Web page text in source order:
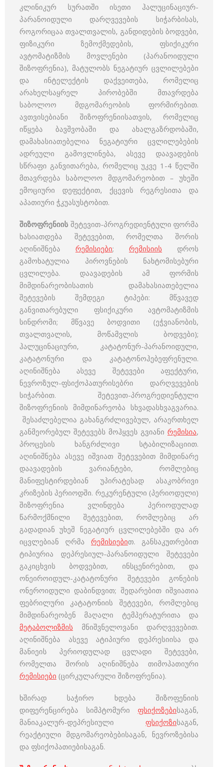
კლინიკურ სურათში ისეთი ჰალუცინაციურ-
პარანოიდული დარღვევების სიჭარბისას,
როგორიცაა თვალთვალის, განდიდების ბოდვები,
ფიზიკური ზემოქმედების, ფსიქიკური
ავტომატიზმის მოვლენები (პარანოიდული
შიზოფრენია), მატულობს ნეგატიურ ცვლილებები
და ინტელექტის დაქვეითება, რომელიც
არახელსაყრელ პირობებში მთავრდება
საბოლოო მდგომარეობის ფორმირებით.
ავთვისებიანი შიზოფრენიისათვის, რომელიც
იწყება ბავშვობაში და ახალგაზრდობაში,
დამახასიათებელია ნეგატიური ცვლილებების
ადრეული გამოვლინება, ასევე დაავადების
სწრაფი განვითარება, რომელიც უკვე 1-4 წელში
მთავრდება საბოლოო მდგომარეობით – უხეში
ემოციური დეფექტით, ქცევის რეგრესითა და
აპათიური ჭკუასუსტობით.
შიზოფრენიის შეტევით-პროგრედიენტული ფორმა
ხასიათდება შეტევებით, რომელთა შორის
აღინიშნება რემისიები; რემისიის დროს
გამოხატულია პიროვნების ნახტომისებური
ცვლილება. დაავადების ამ ფორმის
მიმდინარეობისათის დამახასიათებელია
შეტევების შემდეგი ტიპები: მწვავედ
განვითარებული ფსიქიკური ავტომატიზმის
სინდრომი; მწვავე ბოდვითი (ეჭვიანობის,
თვალთვალის, მოწამვლის ბოდვები);
ჰალუცინაციური, კატატონურ-პარანოიდული,
კატატონური და კატატონოჰებეფრენული.
აღინიშნება ასევე შეტევები აფექტური,
ნევროზულ-ფსიქოპათურისებრი დარღვევების
სიჭარბით. შეტევით-პროგრედიენტული
შიზოფრენიის მიმდინარეობა სხვადასხვაგვარია.
შესაძლებელია გახანგრძლივებულ, არაერთხელ
განმეორებულ შეტევებს მოჰყვეს გვიანი რემისია,
პროცესის ხანგრძლივი სტაბილიზაციით.
აღინიშნება ასევე იშვიათ შეტევებით მიმდინარე
დაავადების ვარიანტები, რომლებიც
მანიფესტირდებიან უპირატესად ასაკობრივი
კრიზების პერიოდში. რეკურენტული (პერიოდული)
შიზოფრენია ვლინდება პერიოდულად
წარმოქმნილი შეტევებით, რომლებიც არ
გადადიან უხეშ ნეგატიურ ცვლილებებში და არ
იცვლებიან ღრმა რემისიებით. განსაკუთრებით
ტიპიურია დეპრესიულ-პარანოიდული შეტევები
გაკიცხვის ბოდვებით, ინსცენირებით, და
ონეიროიდულ-კატატონური შეტევები გონების
ონეროიდული დაბინდვით; შედარებით იშვიათია
ფებრილური კატატონიის შეტევები, რომლებიც
მიმდინარეობენ მაღალი ტემპერატურითა და
მეტაბოლიზმის მნიშვნელოვანი დარღვევებით.
აღინიშნება ასევე ატიპიური დეპრესიისა და
მანიეის პერიოდულად ცვლადი შეტევები,
რომელთა შორის აღინიშნება თიმოპათიური
რემისიები (ცირკულარული შიზოფრენია).
ხშირად საჭირო ხდება შიზოფენიის
დიფერენცირება სიმპტომური ფსიქოზებისაგან,
მანიაკალურ-დეპრესიული ფსიქოზისაგან,
რეაქტიული მდგომარეობებისაგან, ნევროზებისა
და ფსიქოპათიებისაგან.